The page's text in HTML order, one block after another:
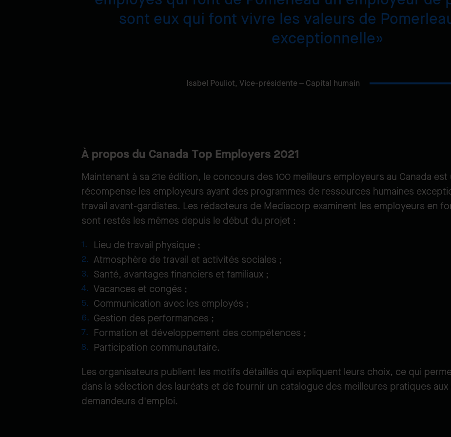
sont eux qui font vivre les valeurs de
exceptionnelle
Isabel Pouliot, Vice-présidente – Capital humain
À propos du Canada Top Employers 2021
Maintenant à sa 21e édition, le concours des 100 meilleurs employeurs au Canada
récompense les employeurs ayant des programmes de ressources humaines
travail avant-gardistes. Les rédacteurs de Mediacorp examinent les employeurs en
sont restés les mêmes depuis le début du projet :
Lieu de travail physique ;
Atmosphère de travail et activités sociales ;
Santé, avantages financiers et familiaux ;
Vacances et congés ;
Communication avec les employés ;
Gestion des performances ;
Formation et développement des compétences ;
Participation communautaire.
Les organisateurs publient les motifs détaillés qui expliquent leurs choix, ce qui
dans la sélection des lauréats et de fournir un catalogue des meilleures pratiques
demandeurs d'emploi.